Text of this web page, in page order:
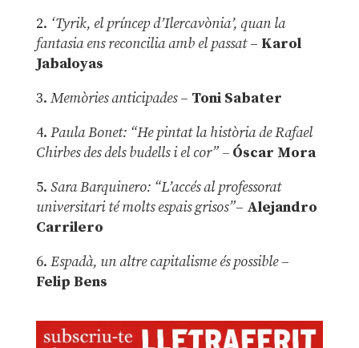
2. ‘Tyrik, el príncep d’Ilercavònia’, quan la
fantasia ens reconcilia amb el passat– Karol
Jabaloyas
3. Memòries anticipades– Toni Sabater
4. Paula Bonet: “He pintat la història de Rafael
Chirbes des dels budells i el cor” –Óscar Mora
5. Sara Barquinero: “L’accés al professorat
universitari té molts espais grisos”– Alejandro
Carrilero
6. Espadà, un altre capitalisme és possible –
Felip Bens